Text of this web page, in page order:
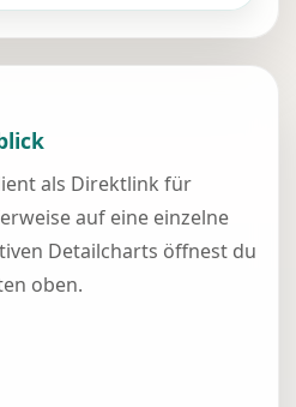
als Direktlink für
auf eine einzelne
Detailcharts öffnest du
oben.